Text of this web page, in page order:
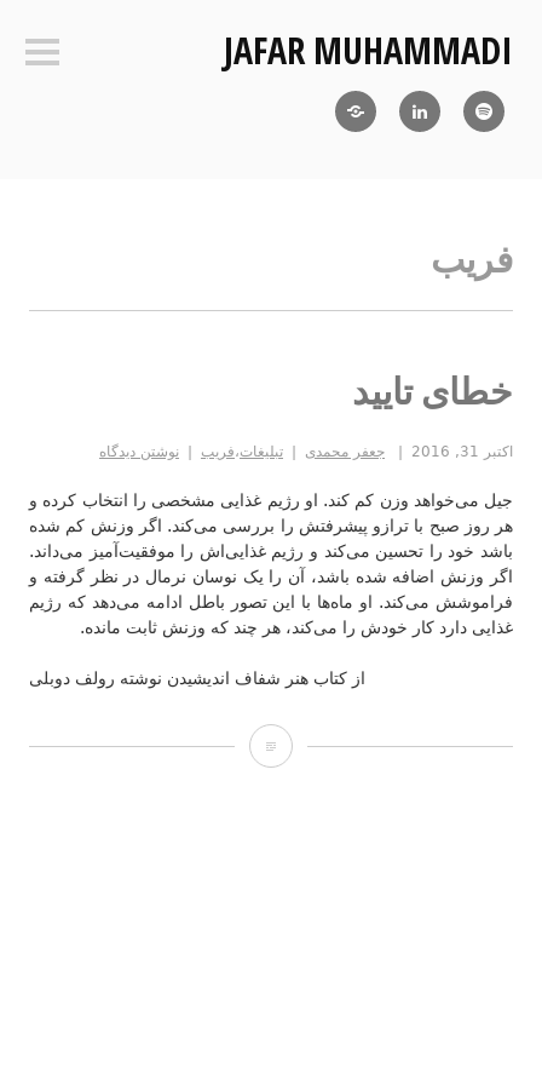
محتواJAFAR MUHAMMADI
فریب
خطای تایید
اکتبر 31, 2016 جعفر محمدی تبلیغات،فریب نوشتن دیدگاه
جیل می‌خواهد وزن کم کند. او رژیم غذایی مشخصی را انتخاب کرده و
هر روز صبح با ترازو پیشرفتش را بررسی می‌کند. اگر وزنش کم شده
باشد خود را تحسین می‌کند و رژیم غذایی‌اش را موفقیت‌آمیز می‌داند.
اگر وزنش اضافه شده باشد، آن را یک نوسان نرمال در نظر گرفته و
فراموشش می‌کند. او ماه‌ها با این تصور باطل ادامه می‌دهد که رژیم
غذایی دارد کار خودش را می‌کند، هر چند که وزنش ثابت مانده.
از کتاب هنر شفاف اندیشیدن نوشته رولف دوبلی
خطای